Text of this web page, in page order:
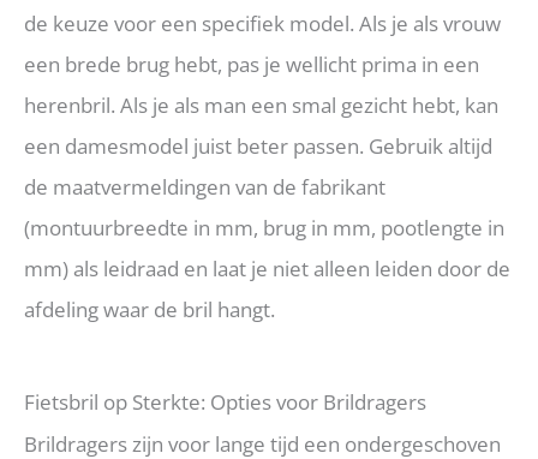
de keuze voor een specifiek model. Als je als vrouw
een brede brug hebt, pas je wellicht prima in een
herenbril. Als je als man een smal gezicht hebt, kan
een damesmodel juist beter passen. Gebruik altijd
de maatvermeldingen van de fabrikant
(montuurbreedte in mm, brug in mm, pootlengte in
mm) als leidraad en laat je niet alleen leiden door de
afdeling waar de bril hangt.
Fietsbril op Sterkte: Opties voor Brildragers
Brildragers zijn voor lange tijd een ondergeschoven